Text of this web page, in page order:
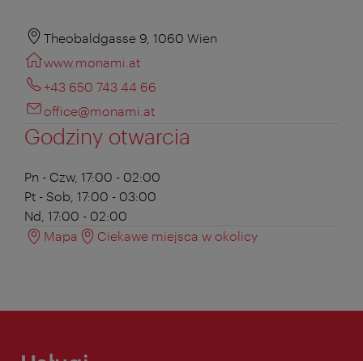
Theobaldgasse 9, 1060 Wien
www.monami.at
+43 650 743 44 66
office@monami.at
Godziny otwarcia
Pn - Czw, 17:00 - 02:00
Pt - Sob, 17:00 - 03:00
Nd, 17:00 - 02:00
Mapa
Ciekawe miejsca w okolicy